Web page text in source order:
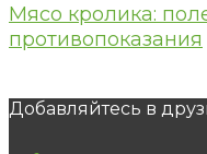
Мясо кролика:
противопоказания
Добавляйтесь в